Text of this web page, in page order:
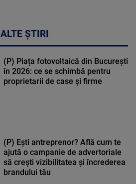
ALTE ȘTIRI
(P) Piața fotovoltaică din București
în 2026: ce se schimbă pentru
proprietarii de case și firme
(P) Ești antreprenor? Află cum te
ajută o campanie de advertoriale
să crești vizibilitatea și încrederea
brandului tău